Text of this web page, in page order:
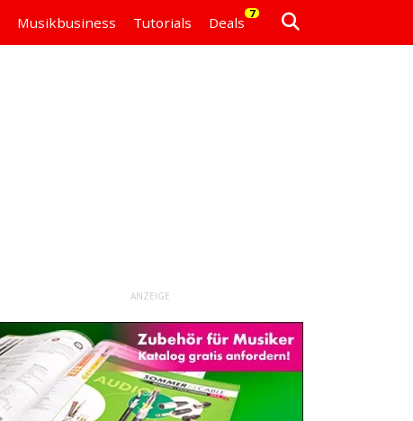
Musikbusiness Tutorials Deals
7
ANZEIGE